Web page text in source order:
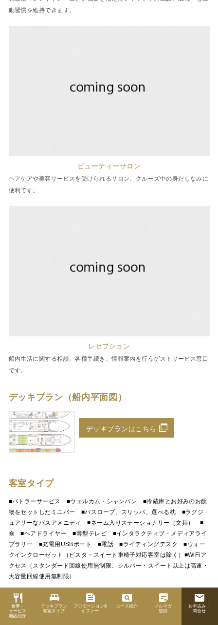
restaurant
食事・
サービス
施設紹介
king_bed
デッキプラン
客室タイプ
feed
プロモーション&
オファー
pageview
コース紹介
sticky_note_2
メルマガ
登録
email
お申込み・
問合せ
動習慣を維持できます。
ビューティーサロン
ヘアケアや美容サービスを受けられるサロン。クルーズ中の身だしなみに
便利です。
レセプション
船内生活に関する相談、各種手続き、情報案内を行うゲストサービス窓口
です。
デッキプラン（船内平面図）
デッキプランはこちら
客室タイプ
■バトラーサービス ■ウェルカム・シャンパン ■冷蔵庫とお好みのお飲
物をセットしたミニバー ■バスローブ、スリッパ、選べる枕 ■ラグジ
ュアリーなバスアメニティ ■ネーム入りステーショナリー（文具） ■
傘 ■ヘアドライヤー ■薄型テレビ ■インタラクティブ・メディアライ
ブラリー ■充電用USBポート ■電話 ■ライティングデスク ■ウォー
クインクローゼット（ビスタ・スイート車椅子対応客室は除く）■WiFiア
クセス（スタンダード回線使用無制限、シルバー・スイート以上は高速・
大容量回線使用無制限）
※写真・見取り図はすべてイメージで、実際と異なる場合がございます。
※記載の仕様・サービス・アメニティ・特典は予告なく変更になる場合が
ございます。